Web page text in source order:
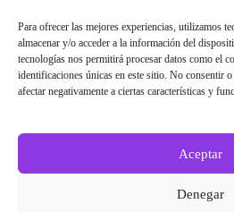
Para ofrecer las mejores experiencias, utilizamos
almacenar y/o acceder a la información del
tecnologías nos permitirá procesar datos como el
identificaciones únicas en este sitio. No consentir
afectar negativamente a ciertas características y
Aceptar
Denegar
LEGAL
Política de
Aviso legal
SÍGUENOS EN